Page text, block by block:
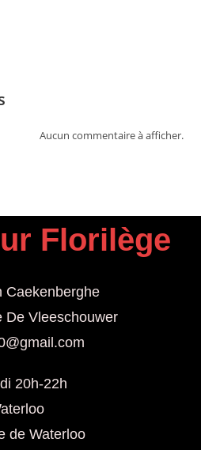
Aucun commentaire à afficher.
Florilège
Caekenberghe
De Vleeschouwer
20h-22h
de Waterloo